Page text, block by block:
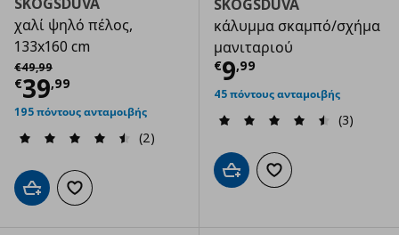
χαλί ψηλό πέλος,
133x160 cm
€49,99
Αρχική τιμή
€39,99
Τρέχουσα τιμή € 39,99
195 πόντους ανταμοιβής
(2)
Προσθήκη στο καλάθι
Προσθήκη στα αγαπημένα
SKOGSDUVA
κάλυμμα σκαμπό/σχήμα
μανιταριού
€9,99
Τρέχουσα
45 πόντους ανταμοιβής
(3)
Προσθήκη στο καλάθι
Προσθήκη στα